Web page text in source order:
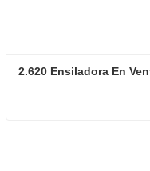
2.620 Ensiladora En